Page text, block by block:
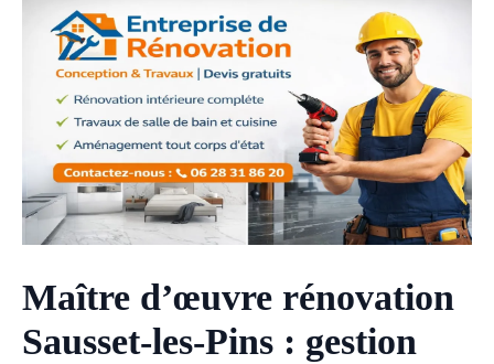
Maître d’œuvre rénovation
Sausset-les-Pins : gestion